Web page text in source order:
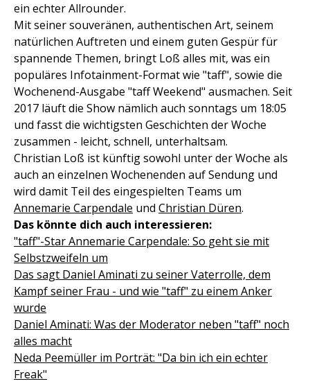
ein echter Allrounder.
Mit seiner souveränen, authentischen Art, seinem
natürlichen Auftreten und einem guten Gespür für
spannende Themen, bringt Loß alles mit, was ein
populäres Infotainment-Format wie "taff", sowie die
Wochenend-Ausgabe "taff Weekend" ausmachen. Seit
2017 läuft die Show nämlich auch sonntags um 18:05
und fasst die wichtigsten Geschichten der Woche
zusammen - leicht, schnell, unterhaltsam.
Christian Loß ist künftig sowohl unter der Woche als
auch an einzelnen Wochenenden auf Sendung und
wird damit Teil des eingespielten Teams um
Annemarie Carpendale und Christian Düren.
Das könnte dich auch interessieren:
"taff"-Star Annemarie Carpendale: So geht sie mit
Selbstzweifeln um
Das sagt Daniel Aminati zu seiner Vaterrolle, dem
Kampf seiner Frau - und wie "taff" zu einem Anker
wurde
Daniel Aminati: Was der Moderator neben "taff" noch
alles macht
Neda Peemüller im Porträt: "Da bin ich ein echter
Freak"